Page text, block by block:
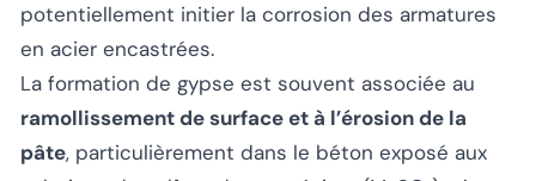
potentiellement initier la corrosion des armatures
en acier encastrées.
La formation de gypse est souvent associée au
ramollissement de surface et à l’érosion de la
pâte, particulièrement dans le béton exposé aux